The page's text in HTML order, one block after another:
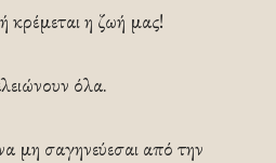
η ζωή μας!
όλα.
μη σαγηνεύεσαι από την